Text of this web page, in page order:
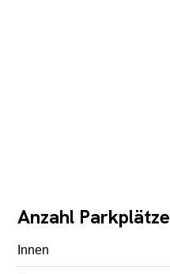
Anzahl Parkplätze
Innen